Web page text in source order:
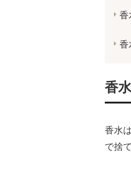
香
香
香
香水
で捨